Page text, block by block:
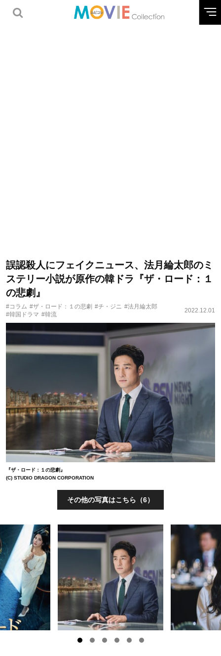
誤認殺人にフェイクニュース、法月綸太郎のミ
ステリー小説が原作の韓ドラ『ザ・ロード：１
の悲劇』
#コラム #ザ・ロード：１の悲劇 #チ・ジニ #法月綸太郎
#韓国ドラマ #韓流
2022.12.01
『ザ・ロード：１の悲劇』
(C) STUDIO DRAGON CORPORATION
その他の写真はこちら（6）